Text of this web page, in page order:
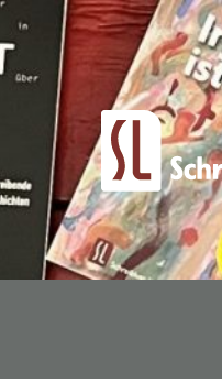
Zum Hauptinhalt springen